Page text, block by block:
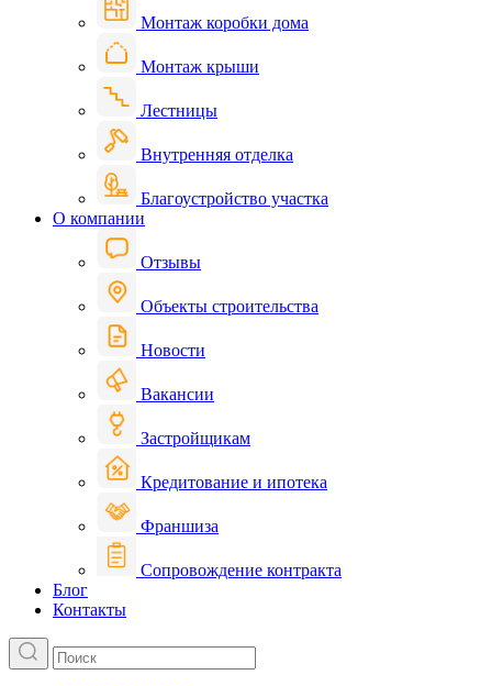
Монтаж коробки дома
Монтаж крыши
Лестницы
Внутренняя отделка
Благоустройство участка
О компании
Отзывы
Объекты строительства
Новости
Вакансии
Застройщикам
Кредитование и ипотека
Франшиза
Сопровождение контракта
Блог
Контакты